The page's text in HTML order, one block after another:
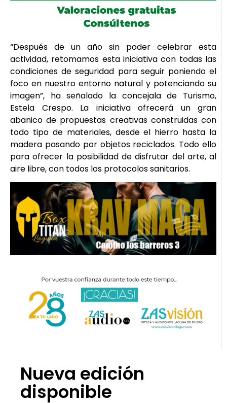
“Después de un año sin poder celebrar esta
actividad, retomamos esta iniciativa con todas las
condiciones de seguridad para seguir poniendo el
foco en nuestro entorno natural y potenciando su
imagen”, ha señalado la concejala de Turismo,
Estela Crespo. La iniciativa ofrecerá un gran
abanico de propuestas creativas construidas con
todo tipo de materiales, desde el hierro hasta la
madera pasando por objetos reciclados. Todo ello
para ofrecer la posibilidad de disfrutar del arte, al
aire libre, con todos los protocolos sanitarios.
Nueva edición
disponible